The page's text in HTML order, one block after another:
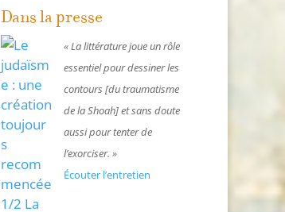
Dans la presse
« La littérature joue un rôle
essentiel pour dessiner les
contours [du traumatisme
de la Shoah] et sans doute
aussi pour tenter de
l’exorciser. »
Écouter l’entretien